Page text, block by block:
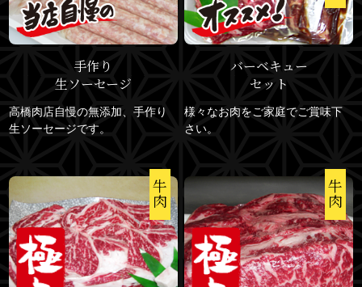
手作り
生ソーセージ
高橋肉店自慢の無添加、手作り
生ソーセージです。
バーベキュー
セット
様々なお肉をご家庭でご賞味下
さい。
牛肉 牛肉